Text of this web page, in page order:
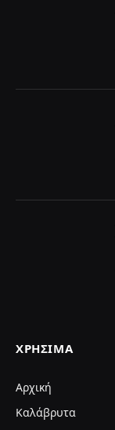
ΧΡΉΣΙΜΑ
Αρχική
Καλάβρυτα